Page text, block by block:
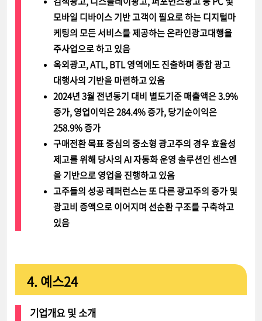
모바일 디바이스 기반 고객이 필요로 하는 디지털마
케팅의 모든 서비스를 제공하는 온라인광고대행을
주사업으로 하고 있음
옥외광고, ATL, BTL 영역에도 진출하며 종합 광고
대행사의 기반을 마련하고 있음
2024년 3월 전년동기 대비 별도기준 매출액은 3.9%
증가, 영업이익은 284.4% 증가, 당기순이익은
258.9% 증가
구매전환 목표 중심의 중소형 광고주의 경우 효율성
제고를 위해 당사의 AI 자동화 운영 솔루션인 센스엔
을 기반으로 영업을 진행하고 있음
고주들의 성공 레퍼런스는 또 다른 광고주의 증가 및
광고비 증액으로 이어지며 선순환 구조를 구축하고
있음
4. 예스24
기업개요 및 소개